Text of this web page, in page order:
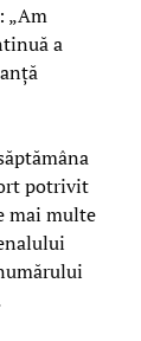
„Am
a
potrivit
mai multe